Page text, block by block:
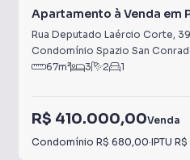
Apartamento à Venda em
Rua Deputado Laércio Corte,
Condomínio Spazio San
67m² 3 2 1
R$ 410.000,00Venda
Condomínio R$ 680,00·IPTU